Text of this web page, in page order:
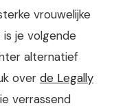
vrouwelijke
je volgende
alternatief
over de Legally
verrassend